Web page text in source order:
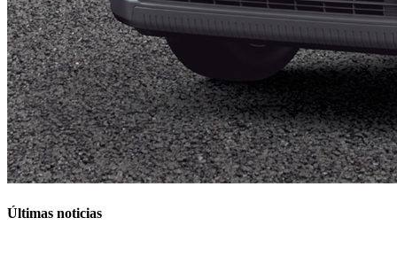
Últimas noticias